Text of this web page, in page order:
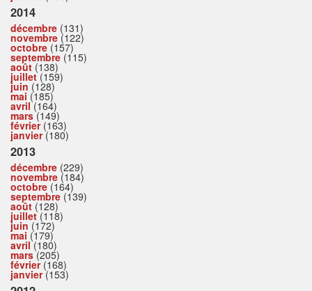
2014
décembre (131)
novembre (122)
octobre (157)
septembre (115)
août (138)
juillet(159)
juin (128)
mai (185)
avril(164)
mars(149)
février(163)
janvier(180)
2013
décembre (229)
novembre (184)
octobre (164)
septembre (139)
août (128)
juillet(118)
juin (172)
mai (179)
avril(180)
mars(205)
février(168)
janvier(153)